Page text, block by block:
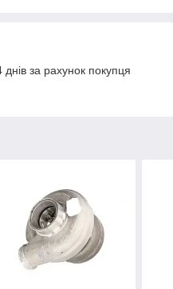
за рахунок покупця